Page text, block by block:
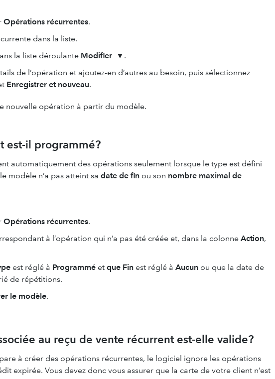
Opérations récurrentes.
dans la liste.
la liste déroulante Modifier ▼.
de l’opération et ajoutez-en d’autres au besoin, puis sélectionnez
Enregistrer et nouveau.
nouvelle opération à partir du modèle.
est-il programmé?
automatiquement des opérations seulement lorsque le type est défini
modèle n’a pas atteint sa date de fin ou son nombre maximal de
Opérations récurrentes.
à l’opération qui n’a pas été créée et, dans la colonne Action,
est réglé à Programmé et que Fin est réglé à Aucun ou que la date de
de répétitions.
le modèle.
au reçu de vente récurrent est-elle valide?
à créer des opérations récurrentes, le logiciel ignore les opérations
expirée. Vous devez donc vous assurer que la carte de votre client n’est